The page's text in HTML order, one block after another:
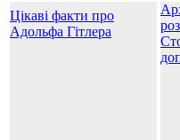
Цікаві факти про
Адольфа Гітлера